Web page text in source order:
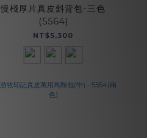
慢棧厚片真皮斜背包-三色
(5564)
NT$5,300